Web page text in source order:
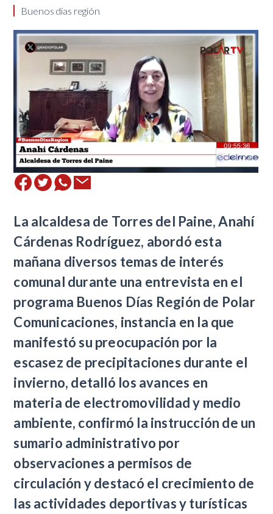
Buenos días región
La alcaldesa de Torres del Paine, Anahí
Cárdenas Rodríguez, abordó esta
mañana diversos temas de interés
comunal durante una entrevista en el
programa Buenos Días Región de Polar
Comunicaciones, instancia en la que
manifestó su preocupación por la
escasez de precipitaciones durante el
invierno, detalló los avances en
materia de electromovilidad y medio
ambiente, confirmó la instrucción de un
sumario administrativo por
observaciones a permisos de
circulación y destacó el crecimiento de
las actividades deportivas y turísticas